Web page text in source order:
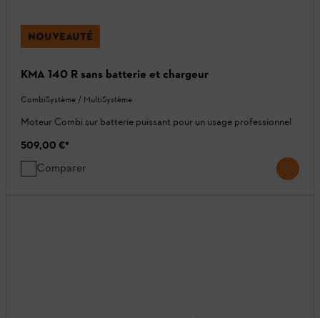
NOUVEAUTÉ
KMA 140 R sans batterie et chargeur
CombiSystème / MultiSystème
Moteur Combi sur batterie puissant pour un usage professionnel
509,00 €*
Comparer